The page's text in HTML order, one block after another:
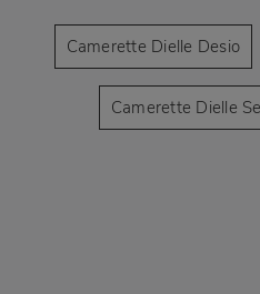
Camerette Dielle Desio
Camerette Dielle